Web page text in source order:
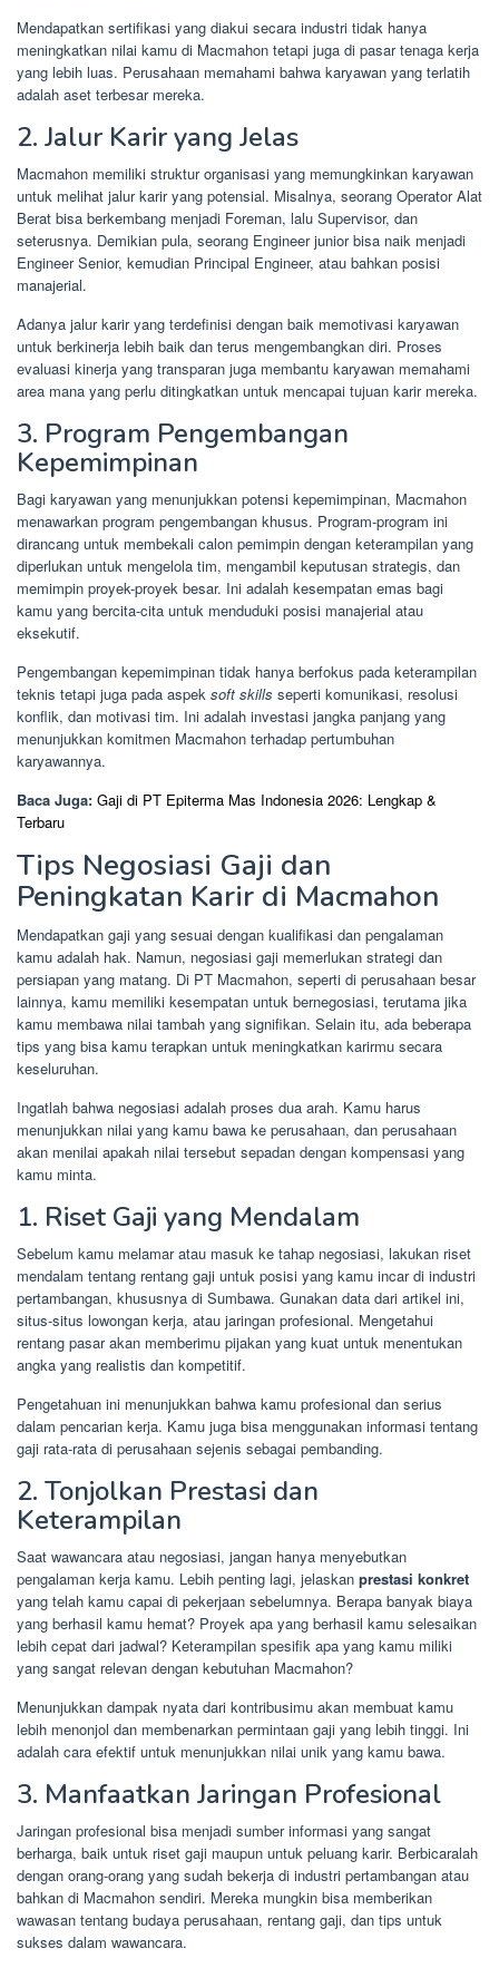
Mendapatkan sertifikasi yang diakui secara industri tidak hanya
meningkatkan nilai kamu di Macmahon tetapi juga di pasar tenaga kerja
yang lebih luas. Perusahaan memahami bahwa karyawan yang terlatih
adalah aset terbesar mereka.
2. Jalur Karir yang Jelas
Macmahon memiliki struktur organisasi yang memungkinkan karyawan
untuk melihat jalur karir yang potensial. Misalnya, seorang Operator Alat
Berat bisa berkembang menjadi Foreman, lalu Supervisor, dan
seterusnya. Demikian pula, seorang Engineer junior bisa naik menjadi
Engineer Senior, kemudian Principal Engineer, atau bahkan posisi
manajerial.
Adanya jalur karir yang terdefinisi dengan baik memotivasi karyawan
untuk berkinerja lebih baik dan terus mengembangkan diri. Proses
evaluasi kinerja yang transparan juga membantu karyawan memahami
area mana yang perlu ditingkatkan untuk mencapai tujuan karir mereka.
3. Program Pengembangan
Kepemimpinan
Bagi karyawan yang menunjukkan potensi kepemimpinan, Macmahon
menawarkan program pengembangan khusus. Program-program ini
dirancang untuk membekali calon pemimpin dengan keterampilan yang
diperlukan untuk mengelola tim, mengambil keputusan strategis, dan
memimpin proyek-proyek besar. Ini adalah kesempatan emas bagi
kamu yang bercita-cita untuk menduduki posisi manajerial atau
eksekutif.
Pengembangan kepemimpinan tidak hanya berfokus pada keterampilan
teknis tetapi juga pada aspek soft skills seperti komunikasi, resolusi
konflik, dan motivasi tim. Ini adalah investasi jangka panjang yang
menunjukkan komitmen Macmahon terhadap pertumbuhan
karyawannya.
Baca Juga: Gaji di PT Epiterma Mas Indonesia 2026: Lengkap &
Terbaru
Tips Negosiasi Gaji dan
Peningkatan Karir di Macmahon
Mendapatkan gaji yang sesuai dengan kualifikasi dan pengalaman
kamu adalah hak. Namun, negosiasi gaji memerlukan strategi dan
persiapan yang matang. Di PT Macmahon, seperti di perusahaan besar
lainnya, kamu memiliki kesempatan untuk bernegosiasi, terutama jika
kamu membawa nilai tambah yang signifikan. Selain itu, ada beberapa
tips yang bisa kamu terapkan untuk meningkatkan karirmu secara
keseluruhan.
Ingatlah bahwa negosiasi adalah proses dua arah. Kamu harus
menunjukkan nilai yang kamu bawa ke perusahaan, dan perusahaan
akan menilai apakah nilai tersebut sepadan dengan kompensasi yang
kamu minta.
1. Riset Gaji yang Mendalam
Sebelum kamu melamar atau masuk ke tahap negosiasi, lakukan riset
mendalam tentang rentang gaji untuk posisi yang kamu incar di industri
pertambangan, khususnya di Sumbawa. Gunakan data dari artikel ini,
situs-situs lowongan kerja, atau jaringan profesional. Mengetahui
rentang pasar akan memberimu pijakan yang kuat untuk menentukan
angka yang realistis dan kompetitif.
Pengetahuan ini menunjukkan bahwa kamu profesional dan serius
dalam pencarian kerja. Kamu juga bisa menggunakan informasi tentang
gaji rata-rata di perusahaan sejenis sebagai pembanding.
2. Tonjolkan Prestasi dan
Keterampilan
Saat wawancara atau negosiasi, jangan hanya menyebutkan
pengalaman kerja kamu. Lebih penting lagi, jelaskan prestasi konkret
yang telah kamu capai di pekerjaan sebelumnya. Berapa banyak biaya
yang berhasil kamu hemat? Proyek apa yang berhasil kamu selesaikan
lebih cepat dari jadwal? Keterampilan spesifik apa yang kamu miliki
yang sangat relevan dengan kebutuhan Macmahon?
Menunjukkan dampak nyata dari kontribusimu akan membuat kamu
lebih menonjol dan membenarkan permintaan gaji yang lebih tinggi. Ini
adalah cara efektif untuk menunjukkan nilai unik yang kamu bawa.
3. Manfaatkan Jaringan Profesional
Jaringan profesional bisa menjadi sumber informasi yang sangat
berharga, baik untuk riset gaji maupun untuk peluang karir. Berbicaralah
dengan orang-orang yang sudah bekerja di industri pertambangan atau
bahkan di Macmahon sendiri. Mereka mungkin bisa memberikan
wawasan tentang budaya perusahaan, rentang gaji, dan tips untuk
sukses dalam wawancara.